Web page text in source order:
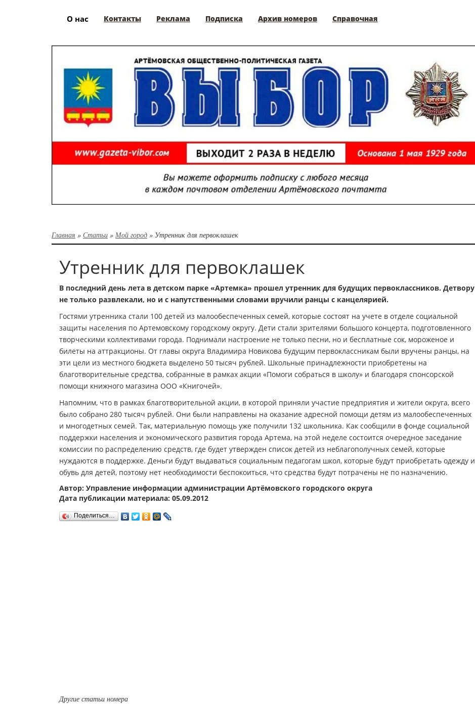
О нас Контакты Реклама Подписка Архив номеров Справочная
Главная » Статьи » Мой город » Утренник для первоклашек
Утренник для первоклашек
В последний день лета в детском парке «Артемка» прошел утренник для будущих первоклассников. Детвору
не только развлекали, но и с напутственными словами вручили ранцы с канцелярией.
Гостями утренника стали 100 детей из малообеспеченных семей, которые состоят на учете в отделе социальной
защиты населения по Артемовскому городскому округу. Дети стали зрителями большого концерта, подготовленного
творческими коллективами города. Поднимали настроение не только песни, но и бесплатные сок, мороженое и
билеты на аттракционы. От главы округа Владимира Новикова будущим первоклассникам были вручены ранцы, на
эти цели из местного бюджета выделено 50 тысяч рублей. Школьные принадлежности приобретены на
благотворительные средства, собранные в рамках акции «Помоги собраться в школу» и благодаря спонсорской
помощи книжного магазина ООО «Книгочей».
Напомним, что в рамках благотворительной акции, в которой приняли участие предприятия и жители округа, всего
было собрано 280 тысяч рублей. Они были направлены на оказание адресной помощи детям из малообеспеченных
и многодетных семей. Так, материальную помощь уже получили 132 школьника. Как сообщили в фонде социальной
поддержки населения и экономического развития города Артема, на этой неделе состоится очередное заседание
комиссии по распределению средств, где будет утвержден список детей из неблагополучных семей, которые
нуждаются в поддержке. Деньги будут выдаваться социальным педагогам школ, которые будут приобретать одежду и
обувь для детей, поэтому нет необходимости беспокоиться, что средства будут потрачены не по назначению.
Автор: Управление информации администрации Артёмовского городского округа
Дата публикации материала: 05.09.2012
Поделиться…
Другие статьи номера